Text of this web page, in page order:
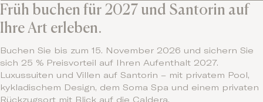
Früh buchen für 2027 und Santorin auf
Ihre Art erleben.
Buchen Sie bis zum 15. November 2026 und sichern Sie
sich 25 % Preisvorteil auf Ihren Aufenthalt 2027.
Luxussuiten und Villen auf Santorin – mit privatem Pool,
kykladischem Design, dem Soma Spa und einem privaten
Rückzugsort mit Blick auf die Caldera.